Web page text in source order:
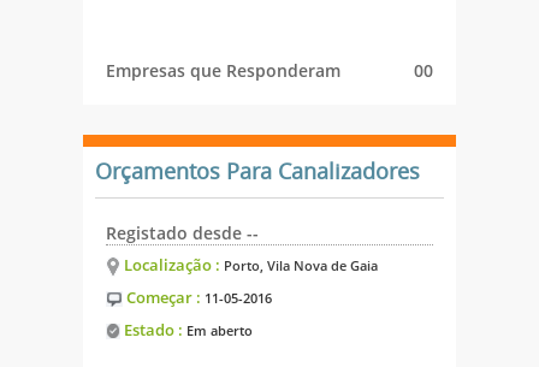
Empresas que Responderam 00
Orçamentos Para Canalizadores
Registado desde --
Localização : Porto, Vila Nova de Gaia
Começar : 11-05-2016
Estado : Em aberto